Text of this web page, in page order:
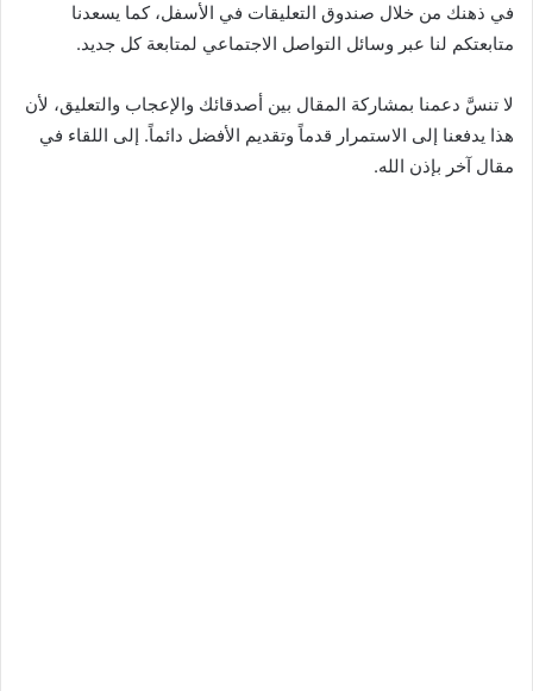
في ذهنك من خلال صندوق التعليقات في الأسفل، كما يسعدنا
متابعتكم لنا عبر وسائل التواصل الاجتماعي لمتابعة كل جديد.
لا تنسَّ دعمنا بمشاركة المقال بين أصدقائك والإعجاب والتعليق، لأن
هذا يدفعنا إلى الاستمرار قدماً وتقديم الأفضل دائماً. إلى اللقاء في
مقال آخر بإذن الله.